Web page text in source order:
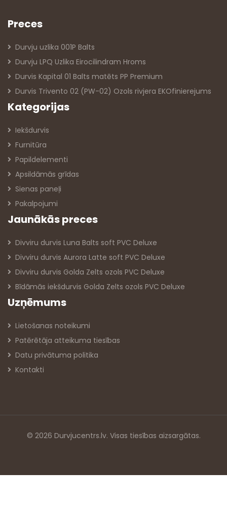
Preces
Durvju uzlika 001P Balts
Durvju LPQ Uzlika Eirocilindram Hroms
Durvis Kapital 01 Balts matēts PP Premium
Durvis Trivento 02 (PW-02) Ozols rivjera EKOfinierejums
Kategorijas
Iekšdurvis
Furnitūra
Papildelementi
Apsildāmās grīdas
Sienas paneļi
Pakalpojumi
Jaunākās preces
Divviru durvis Luna Balts soft PVC Deluxe
Divviru durvis Aurora Latte soft PVC Deluxe
Divviru durvis Golda Zelts ozols PVC Deluxe
Bīdāmās iekšdurvis Golda Zelts ozols PVC Deluxe
Uzņēmums
Lietošanas noteikumi
Patērētāja atteikuma tiesības
Datu privātuma politika
Kontakti
© 2026 Durvjucentrs.lv. Visas tiesības aizsargātas.